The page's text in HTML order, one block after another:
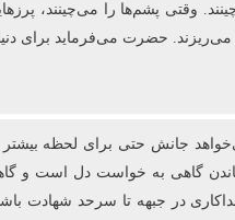
وقتی پشم‌ها را می‌چینند،
می‌ریزند. حضرت می‌فرماید برای
جانش حتی برای لحظه بیشتر
ماندن گاهی به خواست دل است و
در جبهه تا سرحد شهادت